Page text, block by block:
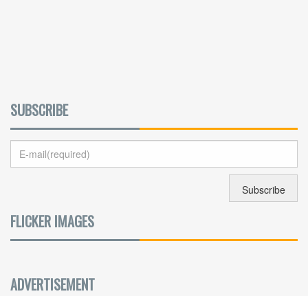
SUBSCRIBE
FLICKER IMAGES
ADVERTISEMENT